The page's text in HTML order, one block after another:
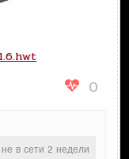
0
не в сети 2 недели